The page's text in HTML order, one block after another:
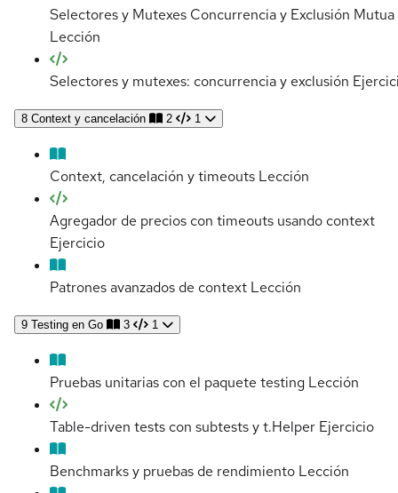
Selectores y Mutexes Concurrencia y Exclusión Mutua
Lección
Selectores y mutexes: concurrencia y exclusión
8 Context y cancelación 2 1
Context, cancelación y timeouts Lección
Agregador de precios con timeouts usando context
Ejercicio
Patrones avanzados de context Lección
9 Testing en Go 3 1
Pruebas unitarias con el paquete testing Lección
Table-driven tests con subtests y t.Helper Ejercicio
Benchmarks y pruebas de rendimiento Lección